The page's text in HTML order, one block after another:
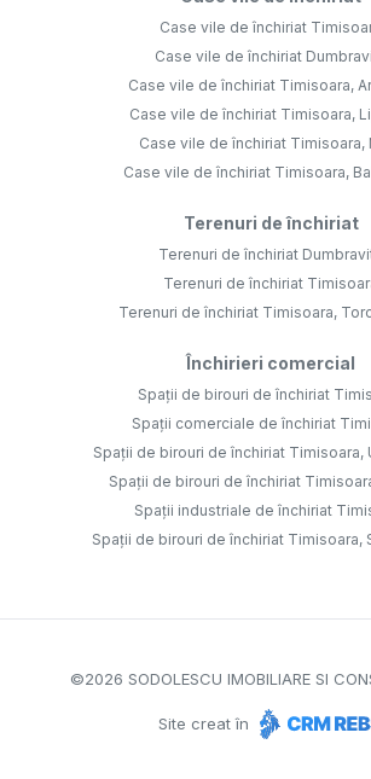
Case vile de închiriat
Case vile de închiriat
Case vile de închiriat Timisoara,
Case vile de închiriat Timisoara,
Case vile de închiriat Timisoara,
Case vile de închiriat Timisoara,
Terenuri de închiriat
Terenuri de închiriat
Terenuri de închiriat
Terenuri de închiriat Timisoara,
Închirieri comercial
Spații de birouri de închiriat
Spații comerciale de închiriat
Spații de birouri de închiriat Timisoara,
Spații de birouri de închiriat
Spații industriale de închiriat
Spații de birouri de închiriat Timisoara,
©2026 SODOLESCU IMOBILIARE SI
Site creat în